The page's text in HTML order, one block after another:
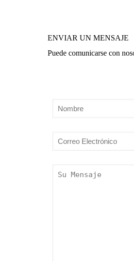
ENVIAR UN MENSAJE
Puede comunicarse con